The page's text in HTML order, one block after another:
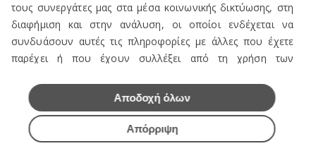
ΤΙΡΑΝΤΕΣ
ΚΩΔ 3815924.00€ 12.00€
τους συνεργάτες μας στα μέσα κοινωνικής δικτύωσης, στη
διαφήμιση και στην ανάλυση, οι οποίοι ενδέχεται να
συνδυάσουν αυτές τις πληροφορίες με άλλες που έχετε
παρέχει ή που έχουν συλλέξει από τη χρήση των
Απόρριψη
Αποδοχή όλων